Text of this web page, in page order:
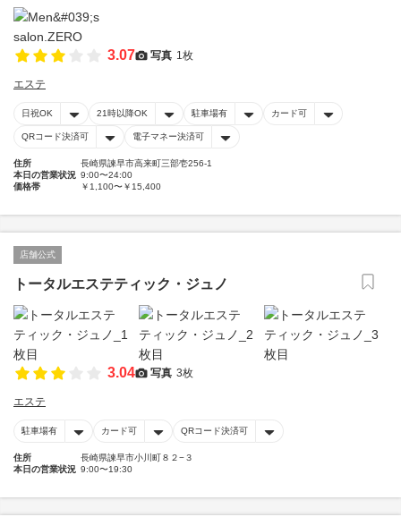
3.07 写真 1枚
エステ
日祝OK 21時以降OK 駐車場有 カード可
QRコード決済可 電子マネー決済可
住所
長崎県諫早市高来町三部壱256-1
本日の営業状況 9:00〜24:00
価格帯
￥1,100〜￥15,400
店舗公式
トータルエステティック・ジュノ
3.04 写真 3枚
エステ
駐車場有 カード可 QRコード決済可
住所
長崎県諫早市小川町８２−３
本日の営業状況 9:00〜19:30